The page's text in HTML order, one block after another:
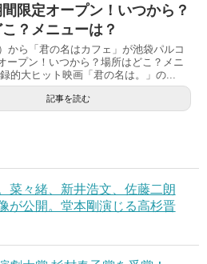
限定オープン！いつから？
？メニューは？
から「君の名はカフェ」が池袋パルコ
ープン！いつから？場所はどこ？メニ
的大ヒット映画「君の名は。」の...
記事を読む
菜々緒、新井浩文、佐藤二朗
が公開。堂本剛演じる高杉晋